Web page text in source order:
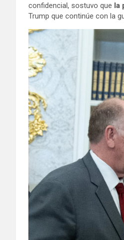
confidencial, sostuvo que la
Trump que continúe con la